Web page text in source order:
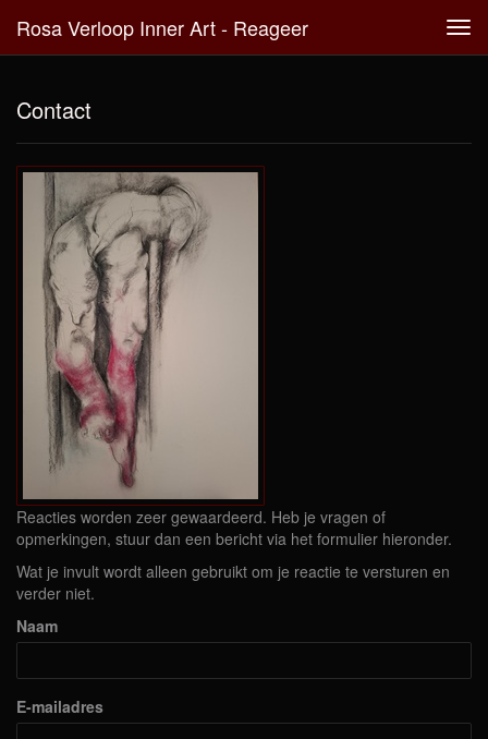
Rosa Verloop Inner Art - Reageer
Contact
Reacties worden zeer gewaardeerd. Heb je vragen of
opmerkingen, stuur dan een bericht via het formulier hieronder.
Wat je invult wordt alleen gebruikt om je reactie te versturen en
verder niet.
Naam
E-mailadres